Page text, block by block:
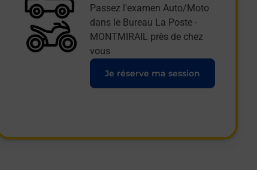
Passez l'examen Auto/Moto
dans le Bureau La Poste -
MONTMIRAIL près de chez
vous
Je réserve ma session